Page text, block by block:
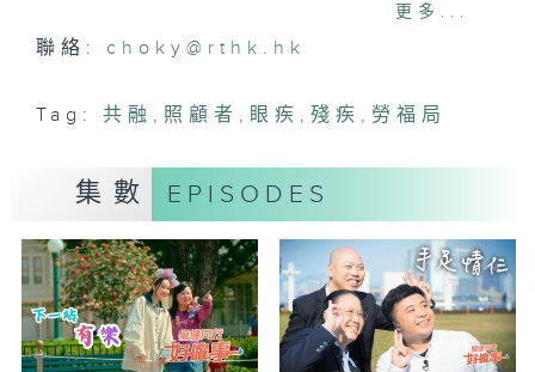
吳海昕(Sofiee)將在 Annie 的帶領下，
深入了解 Annie 如何從失落中尋求支
於 Annie 個人堅韌成長的故事，更是一
場關於企業如何帶頭推廣職場接納、發掘潛
能、並在業界樹立共融典範的深刻對話，透
過實際行動，打破職場藩籬。
更多...
聯絡: choky@rthk.hk
Tag: 共融 , 照顧者 , 眼疾 ,殘疾 , 勞福局
集數 EPISODES